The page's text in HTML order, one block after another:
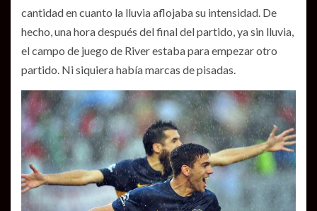
cantidad en cuanto la lluvia aflojaba su intensidad. De
hecho, una hora después del final del partido, ya sin lluvia,
el campo de juego de River estaba para empezar otro
partido. Ni siquiera había marcas de pisadas.